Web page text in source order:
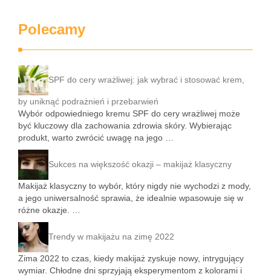
Polecamy
SPF do cery wrażliwej: jak wybrać i stosować krem,
by uniknąć podrażnień i przebarwień
Wybór odpowiedniego kremu SPF do cery wrażliwej może
być kluczowy dla zachowania zdrowia skóry. Wybierając
produkt, warto zwrócić uwagę na jego …
Sukces na większość okazji – makijaż klasyczny
Makijaż klasyczny to wybór, który nigdy nie wychodzi z mody,
a jego uniwersalność sprawia, że idealnie wpasowuje się w
różne okazje. …
Trendy w makijażu na zimę 2022
Zima 2022 to czas, kiedy makijaż zyskuje nowy, intrygujący
wymiar. Chłodne dni sprzyjają eksperymentom z kolorami i